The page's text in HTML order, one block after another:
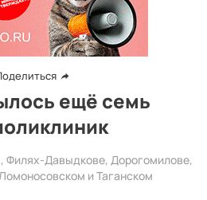
ещё семь
Филях-Давыдкове, Дорогомилове,
и Таганском